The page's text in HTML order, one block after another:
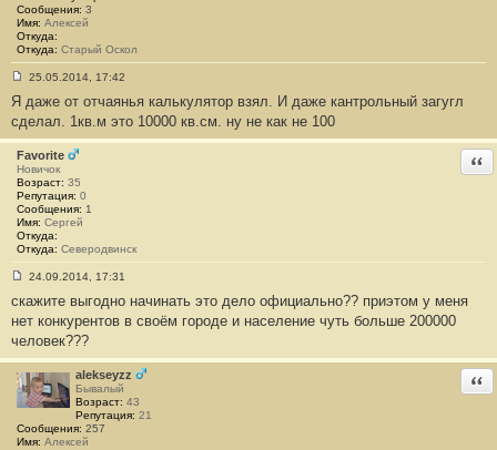
Сообщения: 3
Имя: Алексей
Откуда:
Откуда: Старый Оскол
о
о
б
щ
е
н
и
е
#
1
2
3
25.05.2014, 17:42
Я даже от отчаянья калькулятор взял. И даже кантрольный загугл
сделал. 1кв.м это 10000 кв.см. ну не как не 100
Favorite
Новичок
Возраст: 35
Репутация: 0
Сообщения: 1
Имя: Сергей
Откуда:
Откуда: Северодвинск
о
б
щ
н
и
е
#
2
4
24.09.2014, 17:31
скажите выгодно начинать это дело официально?? приэтом у меня
нет конкурентов в своём городе и население чуть больше 200000
человек???
alekseyzz
Бывалый
Возраст: 43
Репутация: 21
Сообщения: 257
Имя: Алексей